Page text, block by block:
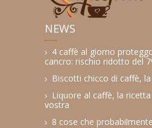
NEWS
4 caffè al giorno
cancro: rischio ridotto del
Biscotti chicco di caffè,
Liquore al caffè, la
vostra
8 cose che